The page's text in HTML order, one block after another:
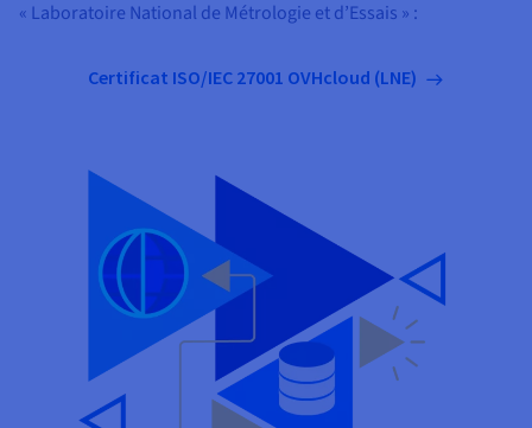
« Laboratoire National de Métrologie et d’Essais » :
Certificat ISO/IEC 27001 OVHcloud (LNE)